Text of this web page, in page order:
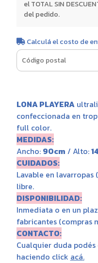
el TOTAL SIN
del pedido.
Calculá el costo de
LONA PLAYERA
confeccionada en
full color.
MEDIDAS:
Ancho: 90cm / Alto:
CUIDADOS:
Lavable en lavarropas
libre.
DISPONIBILIDAD:
Inmediata o en un
fabricantes (compras
CONTACTO:
Cualquier duda
haciendo click acá.